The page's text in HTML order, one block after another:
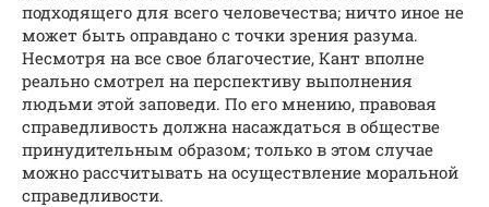
подходящего для всего человечества; ничто иное не
может быть оправдано с точки зрения разума.
Несмотря на все свое благочестие, Кант вполне
реально смотрел на перспективу выполнения
людьми этой заповеди. По его мнению, правовая
справедливость должна насаждаться в обществе
принудительным образом; только в этом случае
можно рассчитывать на осуществление моральной
справедливости.